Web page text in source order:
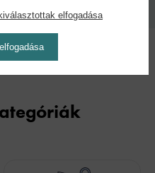
elfogadása